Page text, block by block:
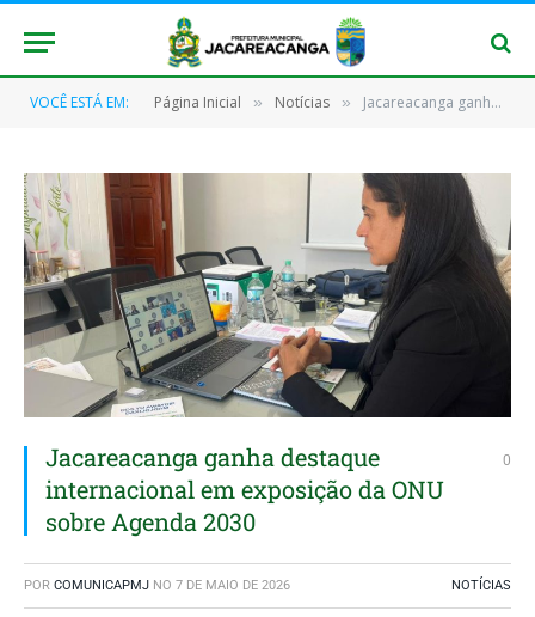
VOCÊ ESTÁ EM: Página Inicial » Notícias » Jacareacanga ganha destaque internacional em exposição da ONU sobre Agenda 2030
Jacareacanga ganha destaque
internacional em exposição da ONU
sobre Agenda 2030
0
POR COMUNICAPMJ NO 7 DE MAIO DE 2026 NOTÍCIAS